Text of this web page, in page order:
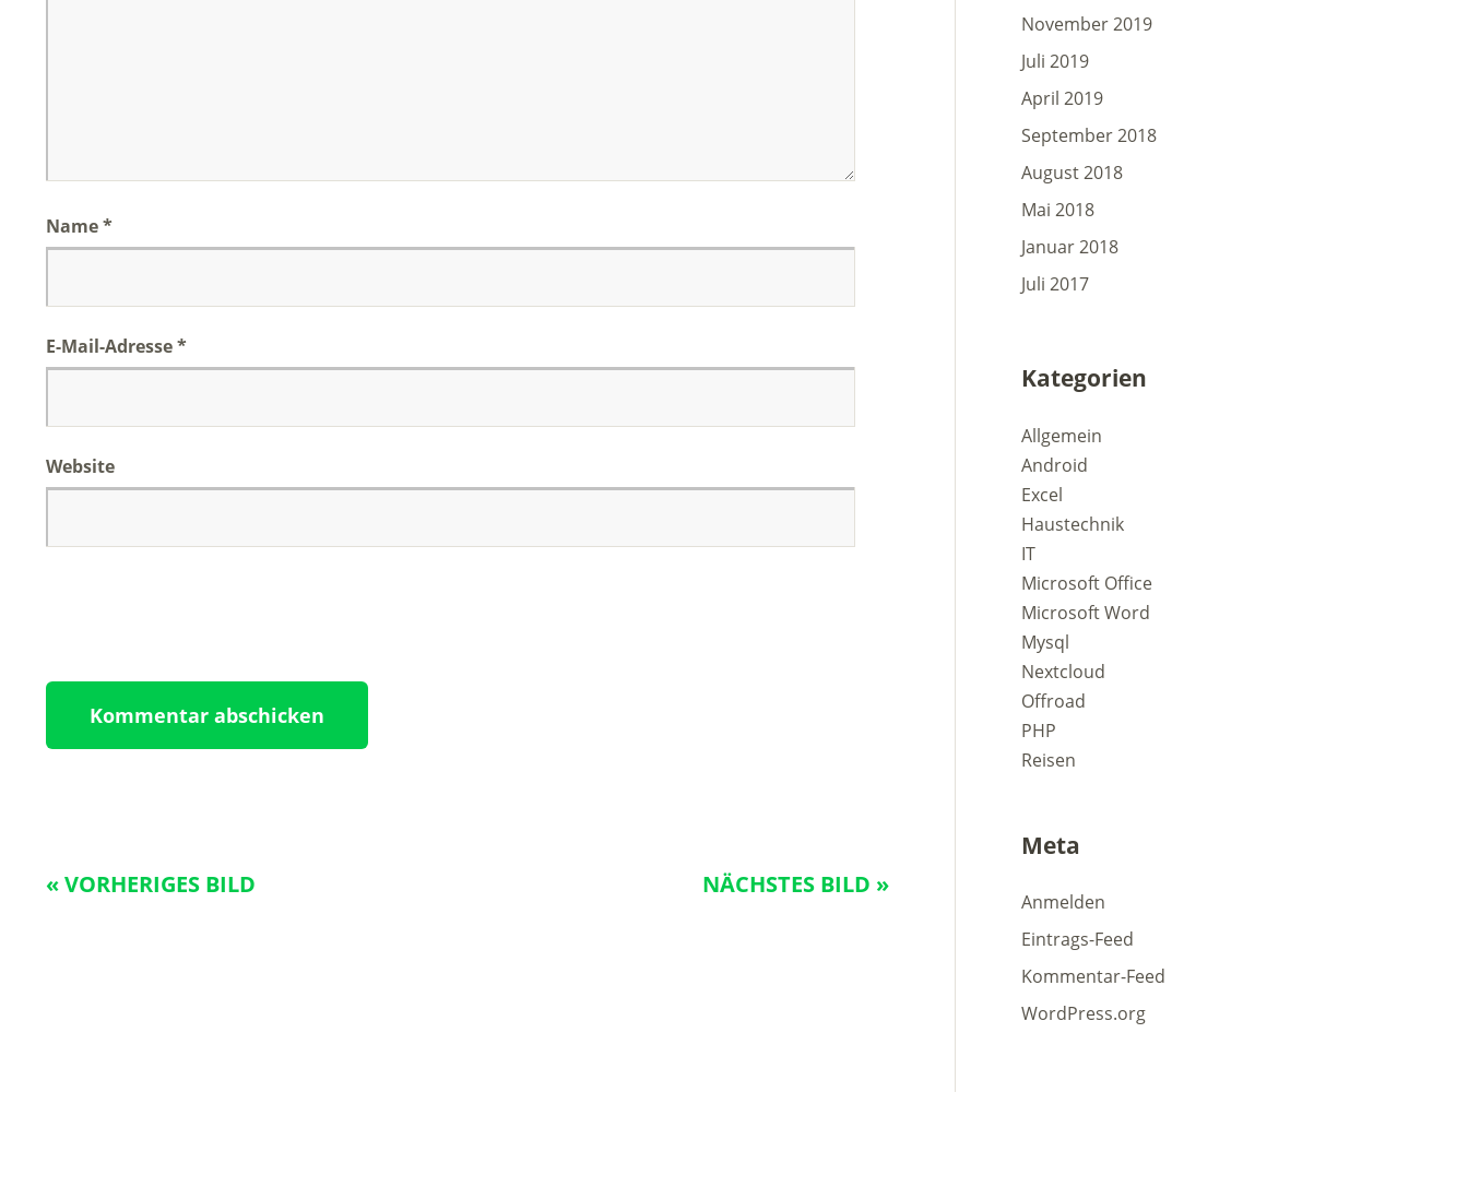
Name*
E-Mail-Adresse*
Website
« VORHERIGES BILD NÄCHSTES BILD »
November 2019
Juli 2019
April 2019
September 2018
August 2018
Mai 2018
Januar 2018
Juli 2017
Kategorien
Allgemein
Android
Excel
Haustechnik
IT
Microsoft Office
Microsoft Word
Mysql
Nextcloud
Offroad
PHP
Reisen
Meta
Anmelden
Eintrags-Feed
Kommentar-Feed
WordPress.org